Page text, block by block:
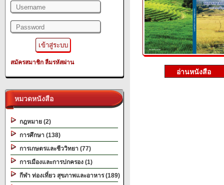
สมัครสมาชิก ลืมรหัสผ่าน
หมวดหนังสือ
กฎหมาย (2)
การศึกษา (138)
การเกษตรและชีววิทยา (77)
การเมืองและการปกครอง (1)
กีฬา ท่องเที่ยว สุขภาพและอาหาร (189)